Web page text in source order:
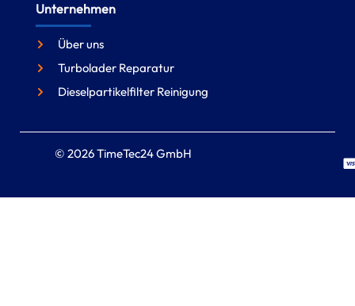
Unternehmen
Über uns
Turbolader Reparatur
Dieselpartikelfilter Reinigung
© 2026 TimeTec24 GmbH